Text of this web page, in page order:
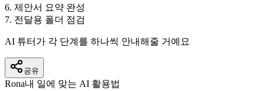
6. 제안서 요약 완성
7. 전달용 폴더 점검
AI 튜터가 각 단계를 하나씩 안내해줄 거예요
공유
Rona내 일에 맞는 AI 활용법